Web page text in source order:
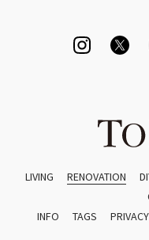
LIVING RENOVATION
INFO
TAGS